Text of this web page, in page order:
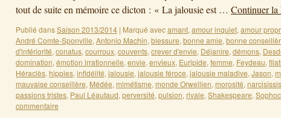
tout de suite en mémoire ce dicton : « La jalousie est … Continuer la
Publié dansSaison 2013/2014 | Marqué avecamant, amour inquiet, amour
André Comte-Sponville, Antonio Machin, blessure, bonne amie, bonne
d'infériorité, conatus, courroux, couvents, crever d'envie, Déjanire, démons,
domination, émotion irrationnelle, envie, envieux, Euripide, femme, Feydeau,
Héraclès, hippies, infidélité, jalousie, jalousie féroce, jalousie maladive, Jason,
mauvaise conseillère, Médée, mimétisme, monde Orwellien, morosité,
passions tristes, Paul Léautaud, perversité, pulsion, rivale, Shakespeare,
commentaire